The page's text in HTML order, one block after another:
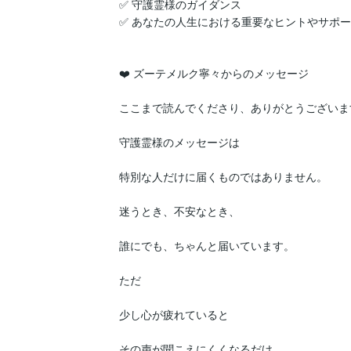
✅ 守護霊様のガイダンス
✅ あなたの人生における重要なヒントやサポ
❤️ ズーテメルク寧々からのメッセージ
ここまで読んでくださり、ありがとうございま
守護霊様のメッセージは
特別な人だけに届くものではありません。
迷うとき、不安なとき、
誰にでも、ちゃんと届いています。
ただ
少し心が疲れていると